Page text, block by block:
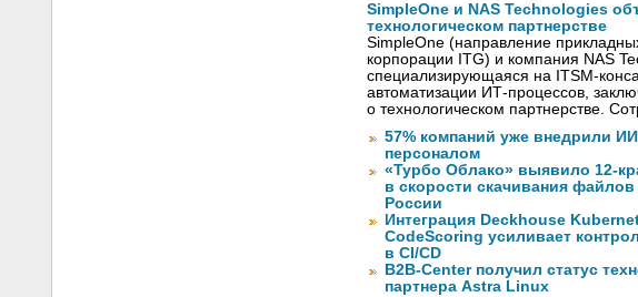
SimpleOne и NAS Technologies
технологическом партнерстве
SimpleOne (направление
корпорации ITG) и компания NAS
специализирующаяся на ITSM-
автоматизации ИТ-процессов,
о технологическом партнерстве.
57% компаний уже внедрили
персоналом
«Турбо Облако» выявило 12-
в скорости скачивания файлов
России
Интеграция Deckhouse
CodeScoring усиливает
в CI/CD
B2B-Center получил статус
партнера Astra Linux